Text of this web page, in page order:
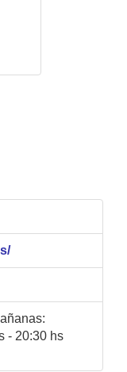
- 20:30 hs